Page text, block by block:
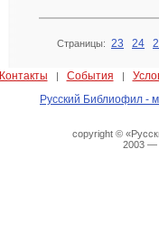
Страницы: 23 24
Контакты | События |
Русский Библиофил -
copyright ©
2003 —